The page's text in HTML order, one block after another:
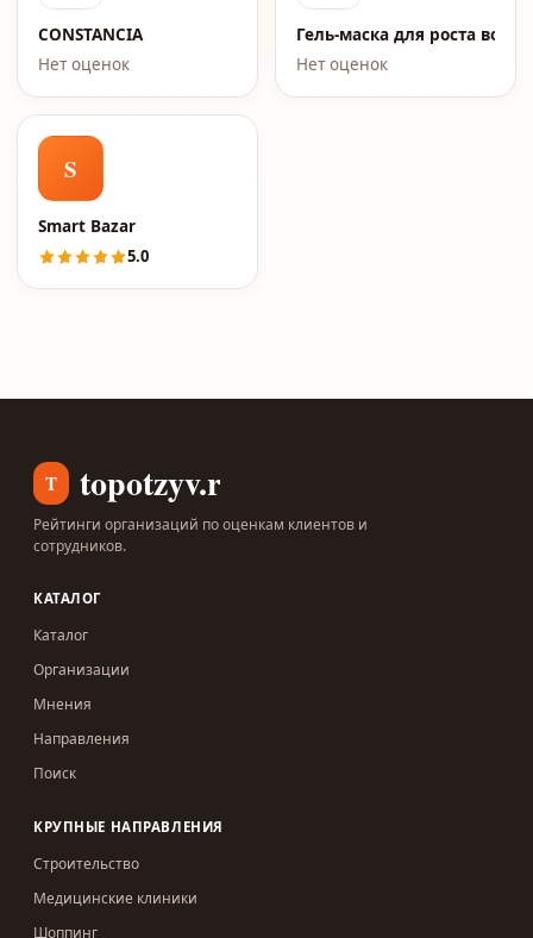
CONSTANCIA
Нет оценок
Гель-маска для роста
Нет оценок
S
Smart Bazar
5.0
T topotzyv.ru
Рейтинги организаций по оценкам клиентов и
сотрудников.
КАТАЛОГ
Каталог
Организации
Мнения
Направления
Поиск
КРУПНЫЕ НАПРАВЛЕНИЯ
Строительство
Медицинские клиники
Шоппинг